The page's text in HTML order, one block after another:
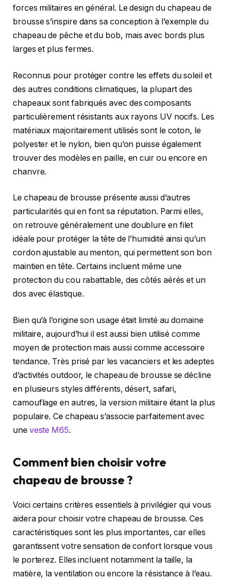
forces militaires en général. Le design du chapeau de
brousse s’inspire dans sa conception à l’exemple du
chapeau de pêche et du bob, mais avec bords plus
larges et plus fermes.
Reconnus pour protéger contre les effets du soleil et
des autres conditions climatiques, la plupart des
chapeaux sont fabriqués avec des composants
particulièrement résistants aux rayons UV nocifs. Les
matériaux majoritairement utilisés sont le coton, le
polyester et le nylon, bien qu’on puisse également
trouver des modèles en paille, en cuir ou encore en
chanvre.
Le chapeau de brousse présente aussi d’autres
particularités qui en font sa réputation. Parmi elles,
on retrouve généralement une doublure en filet
idéale pour protéger la tête de l’humidité ainsi qu’un
cordon ajustable au menton, qui permettent son bon
maintien en tête. Certains incluent même une
protection du cou rabattable, des côtés aérés et un
dos avec élastique.
Bien qu’à l’origine son usage était limité au domaine
militaire, aujourd’hui il est aussi bien utilisé comme
moyen de protection mais aussi comme accessoire
tendance. Très prisé par les vacanciers et les adeptes
d’activités outdoor, le chapeau de brousse se décline
en plusieurs styles différents, désert, safari,
camouflage en autres, la version militaire étant la plus
populaire. Ce chapeau s’associe parfaitement avec
une veste M65.
Comment bien choisir votre
chapeau de brousse ?
Voici certains critères essentiels à privilégier qui vous
aidera pour choisir votre chapeau de brousse. Ces
caractéristiques sont les plus importantes, car elles
garantissent votre sensation de confort lorsque vous
le porterez. Elles incluent notamment la taille, la
matière, la ventilation ou encore la résistance à l’eau.